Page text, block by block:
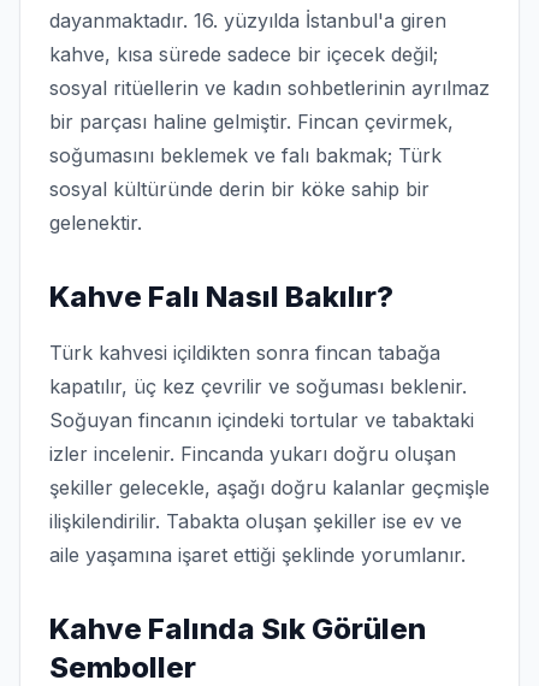
dayanmaktadır. 16. yüzyılda İstanbul'a giren
kahve, kısa sürede sadece bir içecek değil;
sosyal ritüellerin ve kadın sohbetlerinin ayrılmaz
bir parçası haline gelmiştir. Fincan çevirmek,
soğumasını beklemek ve falı bakmak; Türk
sosyal kültüründe derin bir köke sahip bir
gelenektir.
Kahve Falı Nasıl Bakılır?
Türk kahvesi içildikten sonra fincan tabağa
kapatılır, üç kez çevrilir ve soğuması beklenir.
Soğuyan fincanın içindeki tortular ve tabaktaki
izler incelenir. Fincanda yukarı doğru oluşan
şekiller gelecekle, aşağı doğru kalanlar geçmişle
ilişkilendirilir. Tabakta oluşan şekiller ise ev ve
aile yaşamına işaret ettiği şeklinde yorumlanır.
Kahve Falında Sık Görülen
Semboller